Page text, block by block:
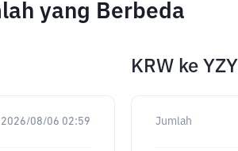
yang Berbeda
2026/08/06 02:59
KRW ke YZY
Jumlah